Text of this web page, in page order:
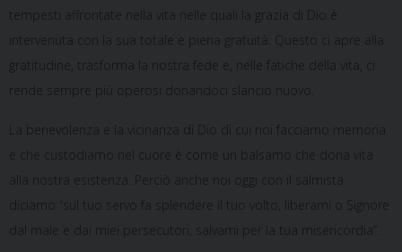
tempesti affrontate nella vita nelle quali la grazia di Dio è
intervenuta con la sua totale e piena gratuità. Questo ci apre alla
gratitudine, trasforma la nostra fede e, nelle fatiche della vita, ci
rende sempre più operosi donandoci slancio nuovo.
La benevolenza e la vicinanza di Dio di cui noi facciamo memoria
e che custodiamo nel cuore è come un balsamo che dona vita
alla nostra esistenza. Perciò anche noi oggi con il salmista
diciamo “sul tuo servo fa splendere il tuo volto, liberami o Signore
dal male e dai miei persecutori, salvami per la tua misericordia”.